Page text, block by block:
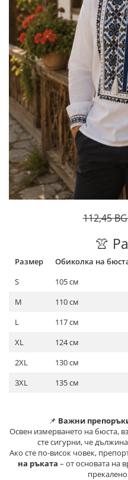
Дамски панталони
Дамски пуловери
Дамски сака
Дамски спортни комплекти
Дамски тениски
Дамски якета
Жилетка
Поли
Пояси за момчета
112,45
👚
Размер Обиколка на
S
105 см
M
110 см
L
117 см
XL
124 см
2XL
130 см
3XL
135 см
📌 Важни
Освен измерването на бюста,
сте сигурни, че
Ако сте по-висок човек,
на ръката – от основата на